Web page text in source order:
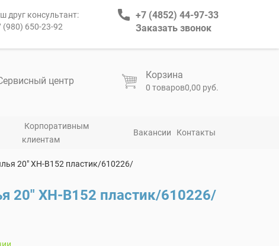
друг консультант:
(980) 650-23-92
+7 (4852) 44-97-33
Заказать звонок
центр
Корзина
0 товаров0,00 руб.
Корпоративным
клиентам
Вакансии Контакты
20″ XН-В152 пластик/610226/
20″ XН-В152 пластик/610226/